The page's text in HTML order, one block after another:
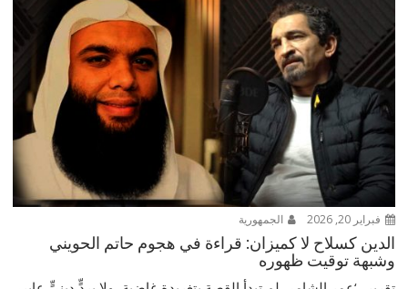
فبراير 20, 2026 الجمهورية
الدين كسلاح لا كميزان: قراءة في هجوم حاتم الحويني
وشبهة توقيت ظهوره